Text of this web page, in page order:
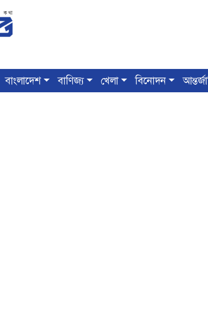
বাংলাদেশ বাণিজ্য খেলা বিনোদন